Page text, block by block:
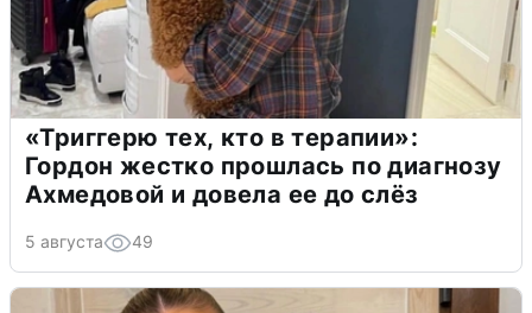
«Триггерю тех, кто в терапии»:
Гордон жестко прошлась по диагнозу
Ахмедовой и довела ее до слёз
5 августа 49